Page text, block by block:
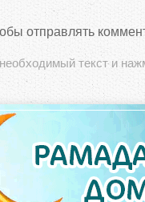
отправлять
текст и